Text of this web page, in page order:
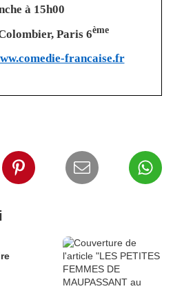
à 15h00
Paris 6ème
francaise.fr